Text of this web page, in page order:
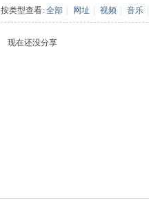
按类型查看:全部 网址 视频 音乐
现在还没分享